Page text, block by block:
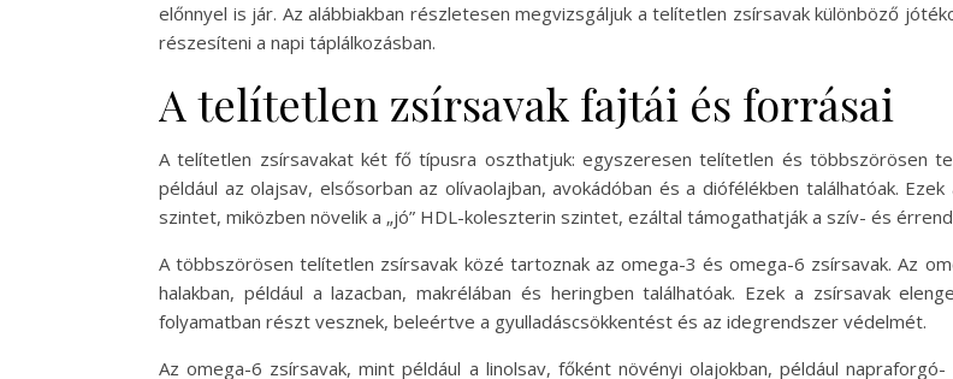
előnnyel is jár. Az alábbiakban részletesen megvizsgáljuk a telítetlen zsírsavak különböző
részesíteni a napi táplálkozásban.
A telítetlen zsírsavak fajtái és forrásai
A telítetlen zsírsavakat két fő típusra oszthatjuk: egyszeresen telítetlen és többszörösen
például az olajsav, elsősorban az olívaolajban, avokádóban és a diófélékben találhatóak.
szintet, miközben növelik a „jó” HDL-koleszterin szintet, ezáltal támogathatják a szív- és
A többszörösen telítetlen zsírsavak közé tartoznak az omega-3 és omega-6 zsírsavak. Az
halakban, például a lazacban, makrélában és heringben találhatóak. Ezek a zsírsavak
folyamatban részt vesznek, beleértve a gyulladáscsökkentést és az idegrendszer védelmét.
Az omega-6 zsírsavak, mint például a linolsav, főként növényi olajokban, például